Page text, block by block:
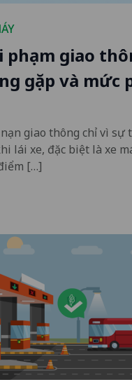
phạm giao
gặp và mức
giao thông chỉ vì sự
lái xe, đặc biệt là xe
[…]